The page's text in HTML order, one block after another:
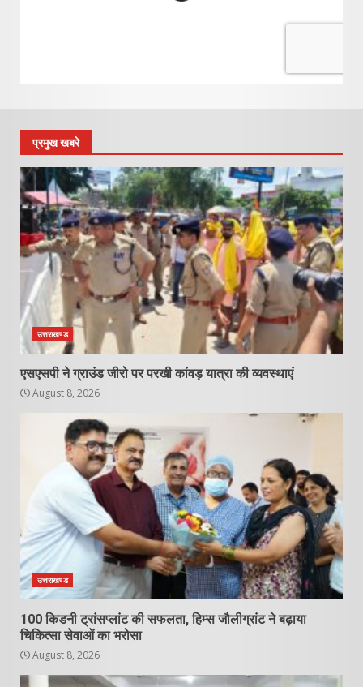
प्रमुख खबरे
उत्तराखण्ड
एसएसपी ने ग्राउंड जीरो पर परखी कांवड़ यात्रा की व्यवस्थाएं
August 8, 2026
उत्तराखण्ड
100 किडनी ट्रांसप्लांट की सफलता, हिम्स जौलीग्रांट ने बढ़ाया
चिकित्सा सेवाओं का भरोसा
August 8, 2026